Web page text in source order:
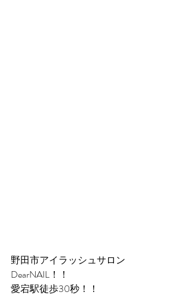
野田市アイラッシュサロン
DearNAIL！！
愛宕駅徒歩30秒！！